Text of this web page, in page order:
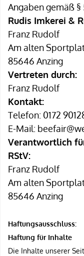
Angaben gemäß §
Rudis Imkerei &
Franz Rudolf
Am alten
85646 Anzing
Vertreten durch:
Franz Rudolf
Kontakt:
Telefon: 0172
E-Mail:
Verantwortlich
RStV:
Franz Rudolf
Am alten
85646 Anzing
Haftungsausschluss:
Haftung für Inhalte
Die Inhalte unserer